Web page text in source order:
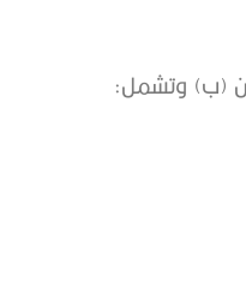
(ب) وتشمل: